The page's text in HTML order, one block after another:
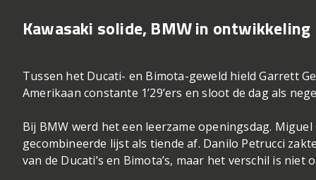
Kawasaki solide, BMW in ontwikkeling
Tussen het Ducati- en Bimota-geweld hield Garrett
Amerikaan constante 1’29’ers en sloot de dag als
Bij BMW werd het een leerzame openingsdag.
gecombineerde lijst als tiende af. Danilo Petrucci
van de Ducati’s en Bimota’s, maar het verschil is niet